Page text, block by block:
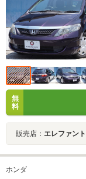
無
料
販売店： エレファン
ホンダ